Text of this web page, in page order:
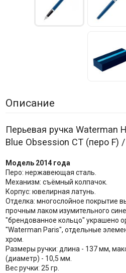
Описание
Перьевая ручка Waterman
Blue Obsession CT (перо
Модель 2014 года
Перо: нержавеющая сталь.
Механизм: съёмный колпачок.
Корпус: ювелирная латунь.
Отделка: многослойное покрытие
прочным лаком изумительного
"брендованное кольцо" украшено
"Waterman Paris", отдельные
хром.
Размеры ручки: длина - 137 мм,
(диаметр) - 10,5 мм.
Вес ручки: 25 гр.